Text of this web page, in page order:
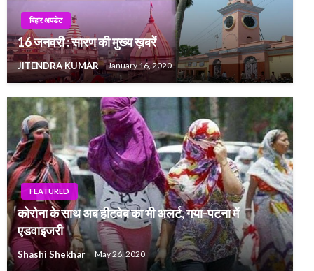
बिहार अपडेट
16 जनवरी : सारण की मुख्य ख़बरें
JITENDRA KUMAR January 16, 2020
FEATURED
कोरोना के साथ अब हीटवेब का भी अलर्ट, गया-पटना में
एडवाइजरी
Shashi Shekhar May 26, 2020